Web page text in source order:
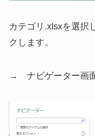
カテゴリ.xlsxを選択
クします。
→ ナビゲーター画面